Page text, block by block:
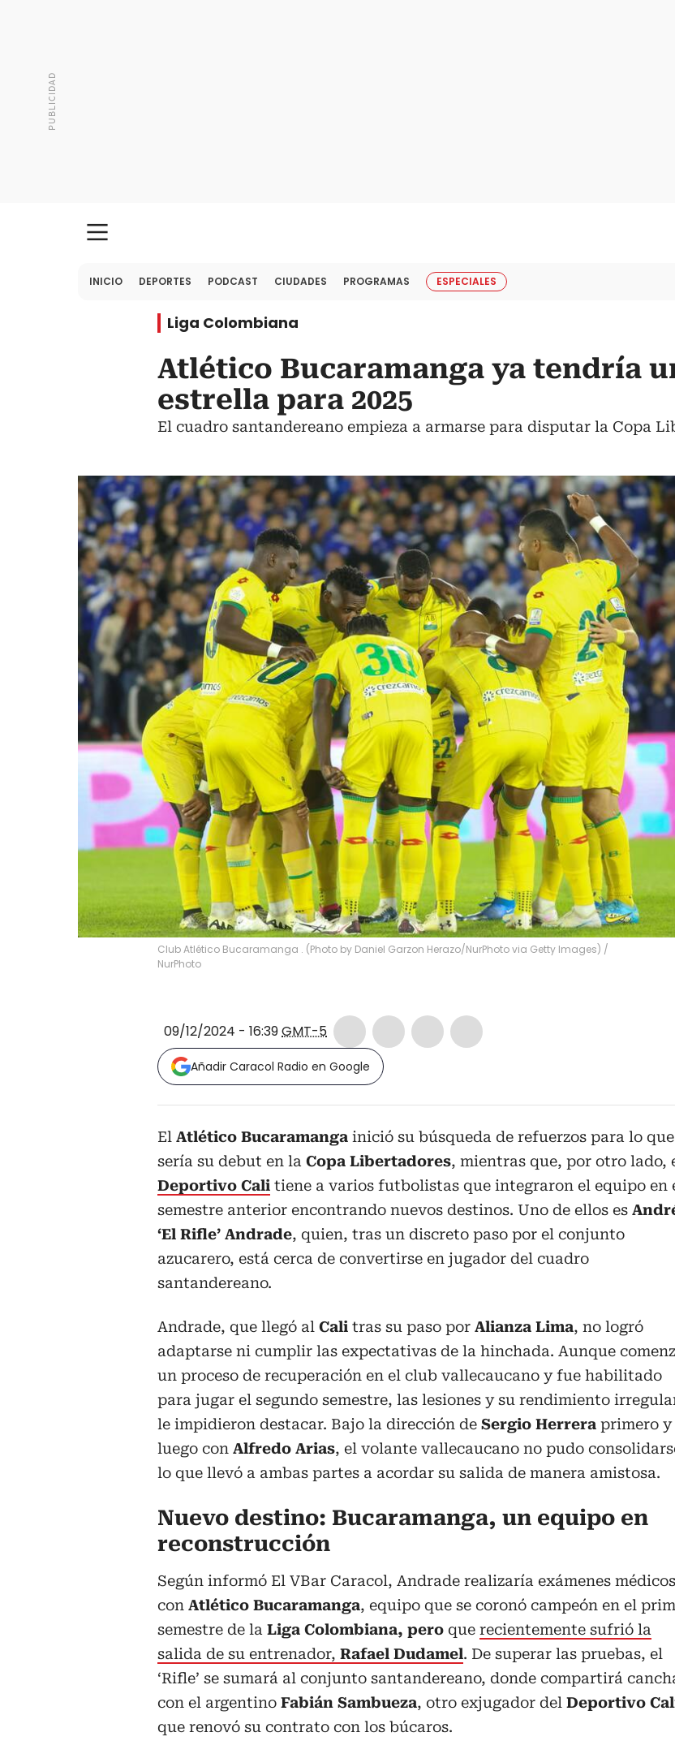
INICIO DEPORTES PODCAST CIUDADES PROGRAMAS ESPECIALES
Liga Colombiana
Atlético Bucaramanga ya tendría
estrella para 2025
El cuadro santandereano empieza a armarse para disputar la Copa
Club Atlético Bucaramanga . (Photo by Daniel Garzon Herazo/NurPhoto via Getty Images) /
NurPhoto
09/12/2024 - 16:39GMT-5
Añadir Caracol Radio en Google
El Atlético Bucaramanga inició su búsqueda de refuerzos para lo que
sería su debut en la Copa Libertadores, mientras que, por otro lado,
Deportivo Cali tiene a varios futbolistas que integraron el equipo en
semestre anterior encontrando nuevos destinos. Uno de ellos es
‘El Rifle’ Andrade, quien, tras un discreto paso por el conjunto
azucarero, está cerca de convertirse en jugador del cuadro
santandereano.
Andrade, que llegó al Cali tras su paso por Alianza Lima, no logró
adaptarse ni cumplir las expectativas de la hinchada. Aunque
un proceso de recuperación en el club vallecaucano y fue habilitado
para jugar el segundo semestre, las lesiones y su rendimiento
le impidieron destacar. Bajo la dirección de Sergio Herrera primero y
luego con Alfredo Arias, el volante vallecaucano no pudo
lo que llevó a ambas partes a acordar su salida de manera amistosa.
Nuevo destino: Bucaramanga, un equipo en
reconstrucción
Según informó El VBar Caracol, Andrade realizaría exámenes médicos
con Atlético Bucaramanga, equipo que se coronó campeón en el
semestre de la Liga Colombiana, pero que recientemente sufrió la
salida de su entrenador, Rafael Dudamel. De superar las pruebas, el
‘Rifle’ se sumará al conjunto santandereano, donde compartirá
con el argentino Fabián Sambueza, otro exjugador del Deportivo
que renovó su contrato con los búcaros.